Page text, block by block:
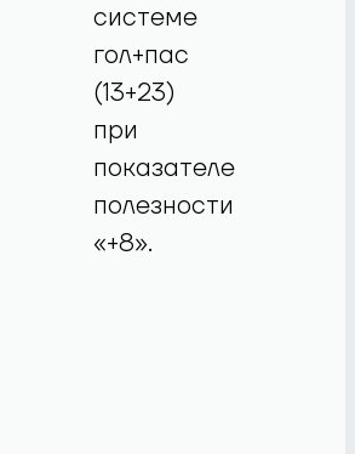
системе
гол+пас
(13+23)
при
показателе
полезности
«+8».